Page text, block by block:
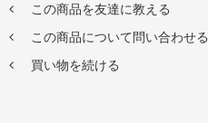
この商品を友達に教える
この商品について問い合わせる
買い物を続ける